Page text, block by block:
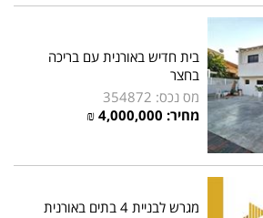
בית חדיש באורנית עם בריכה
בחצר
מס נכס: 354872
מחיר: 4,000,000 ₪
מגרש לבניית 4 בתים באורנית